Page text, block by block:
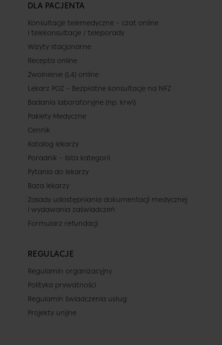
DLA PACJENTA
Konsultacje telemedyczne – czat online
i telekonsultacje / teleporady
Wizyty stacjonarne
Recepta online
Zwolnienie (L4) online
Lekarz POZ – Bezpłatne konsultacje na NFZ
Badania laboratoryjne (np. krwi)
Pakiety Medyczne
Cennik
Katalog lekarzy
Poradnik – lista kategorii
Pytania do lekarzy
Baza lekarzy
Zasady udostępniania dokumentacji medycznej
i wydawania zaświadczeń
Formularz refundacji
REGULACJE
Regulamin organizacyjny
Polityka prywatności
Regulamin świadczenia usług
Projekty unijne